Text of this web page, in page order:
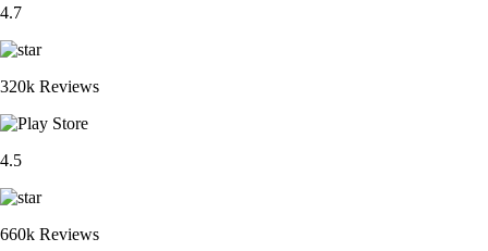
4.7
320k Reviews
4.5
660k Reviews